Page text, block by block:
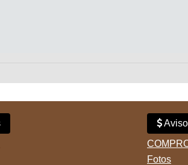
Fotos